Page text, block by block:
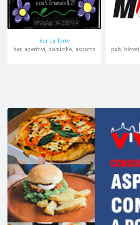
Bar La Torre
bar, aperitivi, domicilio, asporto